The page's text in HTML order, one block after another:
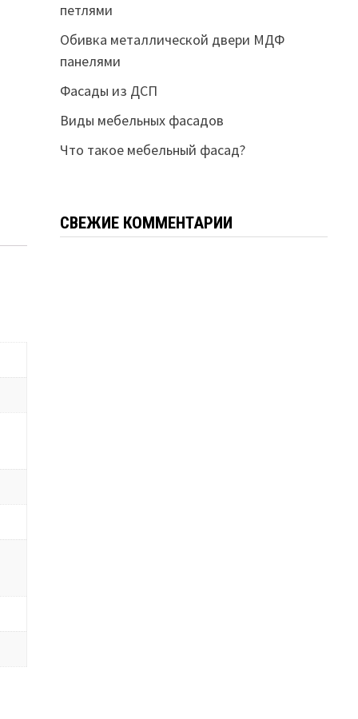
петлями
Обивка металлической двери МДФ
панелями
Фасады из ДСП
Виды мебельных фасадов
Что такое мебельный фасад?
СВЕЖИЕ КОММЕНТАРИИ